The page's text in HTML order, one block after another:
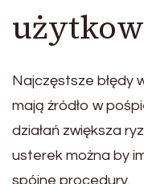
Najczęstsze błędy
mają źródło w
działań zwiększa
usterek można by
spójne procedury.